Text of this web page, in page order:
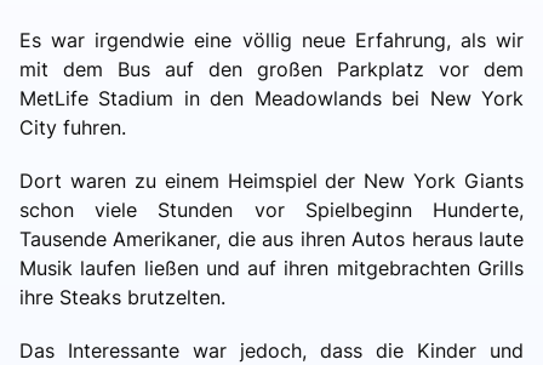
Es war irgendwie eine völlig neue Erfahrung, als wir
mit dem Bus auf den großen Parkplatz vor dem
MetLife Stadium in den Meadowlands bei New York
City fuhren.
Dort waren zu einem Heimspiel der New York Giants
schon viele Stunden vor Spielbeginn Hunderte,
Tausende Amerikaner, die aus ihren Autos heraus laute
Musik laufen ließen und auf ihren mitgebrachten Grills
ihre Steaks brutzelten.
Das Interessante war jedoch, dass die Kinder und